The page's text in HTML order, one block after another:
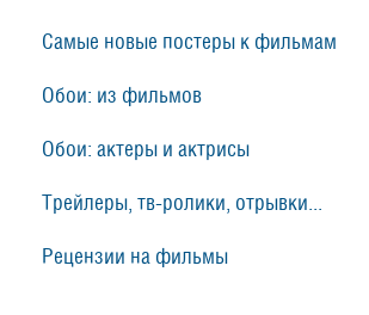
Самые новые постеры к фильмам
Обои: из фильмов
Обои: актеры и актрисы
Трейлеры, тв-ролики, отрывки...
Рецензии на фильмы